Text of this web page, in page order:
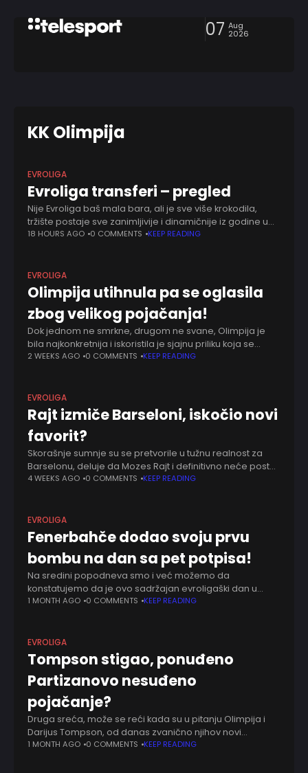
07 Aug
2026
KK Olimpija
EVROLIGA
Evroliga transferi – pregled
Nije Evroliga baš mala bara, ali je sve više krokodila,
tržište postaje sve zanimljivije i dinamičnije iz godine u
godinu. Sad kad je Evroliga dobila i jednog novog-
18 HOURS AGO 0 COMMENTS KEEP READING
EVROLIGA
Olimpija utihnula pa se oglasila
zbog velikog pojačanja!
Dok jednom ne smrkne, drugom ne svane, Olimpija je
bila najkonkretnija i iskoristila je sjajnu priliku koja se
iznenada ukazala. Iako je Mozes Rajt maltene sam sebe
2 WEEKS AGO 0 COMMENTS KEEP READING
EVROLIGA
Rajt izmiče Barseloni, iskočio novi
favorit?
Skorašnje sumnje su se pretvorile u tužnu realnost za
Barselonu, deluje da Mozes Rajt i definitivno neće postati
njihov igrač. Sunovrat katalonskog novog projekta odvija
4 WEEKS AGO 0 COMMENTS KEEP READING
EVROLIGA
Fenerbahče dodao svoju prvu
bombu na dan sa pet potpisa!
Na sredini popodneva smo i već možemo da
konstatujemo da je ovo sadržajan evroligaški dan u
kome je svoje mesto našao i Fenerbahče. Mnogo
1 MONTH AGO 0 COMMENTS KEEP READING
EVROLIGA
Tompson stigao, ponuđeno
Partizanovo nesuđeno
pojačanje?
Druga sreća, može se reći kada su u pitanju Olimpija i
Darijus Tompson, od danas zvanično njihov novi
plejmejker. Prethodnog leta kockice se nisu složile. Dugo
1 MONTH AGO 0 COMMENTS KEEP READING